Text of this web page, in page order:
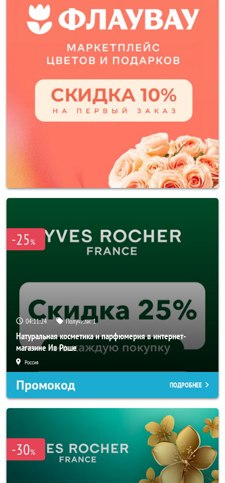
-25%
04:11:24 Получили:1
Натуральная косметика и парфюмерия в интернет-
магазине Ив Роше
Россия
Промокод ПОДРОБНЕЕ
-30%